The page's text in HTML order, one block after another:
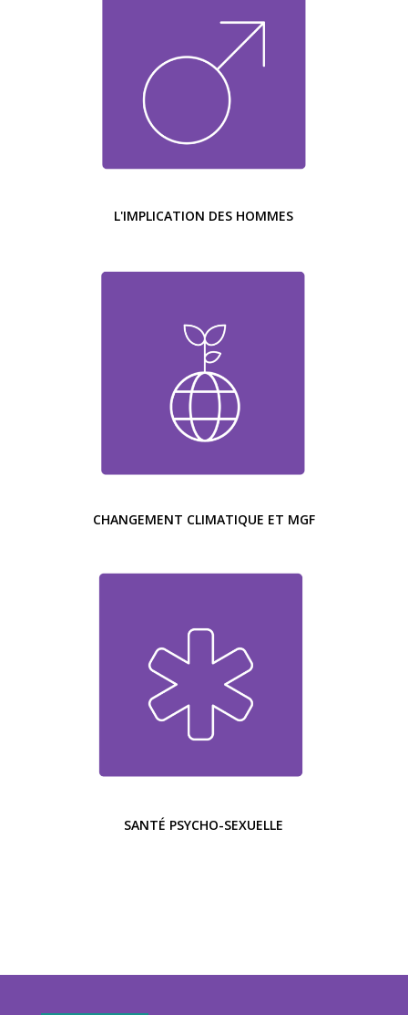
L'IMPLICATION DES HOMMES
CHANGEMENT CLIMATIQUE ET MGF
SANTÉ PSYCHO-SEXUELLE